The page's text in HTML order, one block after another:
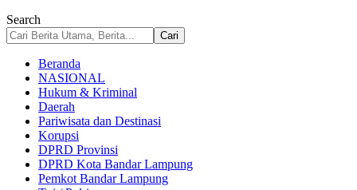
Search
Beranda
NASIONAL
Hukum & Kriminal
Daerah
Pariwisata dan Destinasi
Korupsi
DPRD Provinsi
DPRD Kota Bandar Lampung
Pemkot Bandar Lampung